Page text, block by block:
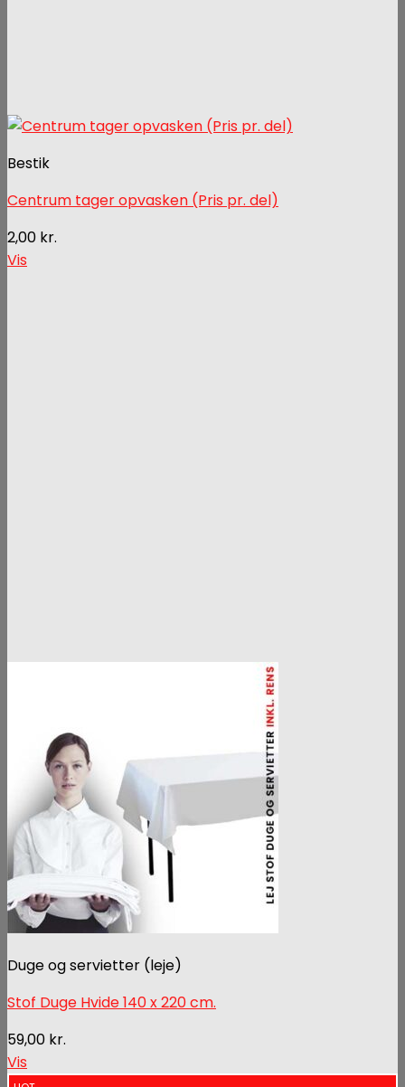
Bestik
Centrum tager opvasken (Pris pr. del)
2,00 kr.
Vis
Duge og servietter (leje)
Stof Duge Hvide 140 x 220 cm.
59,00 kr.
Vis